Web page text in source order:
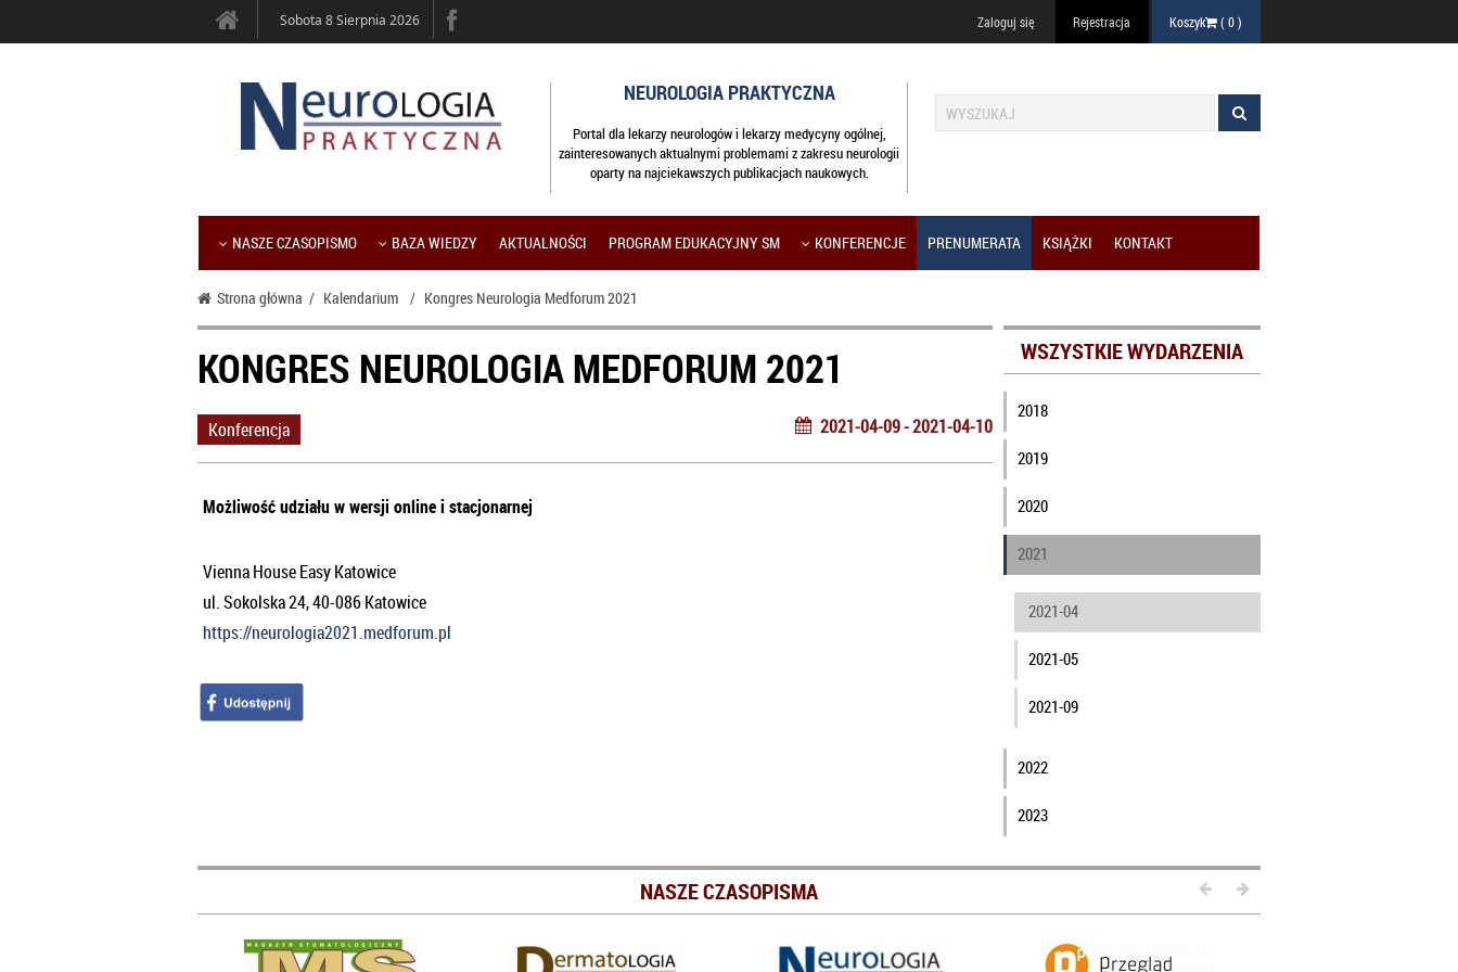
Sobota 8 Sierpnia 2026 Zaloguj się Rejestracja Koszyk (0)
NEUROLOGIA PRAKTYCZNA
Portal dla lekarzy neurologów i lekarzy medycyny ogólnej,
zainteresowanych aktualnymi problemami z zakresu neurologii
oparty na najciekawszych publikacjach naukowych.
NASZE CZASOPISMO BAZA WIEDZY AKTUALNOŚCI PROGRAM EDUKACYJNY SM KONFERENCJE PRENUMERATA KSIĄŻKI KONTAKT
Strona główna / Kalendarium / Kongres Neurologia Medforum 2021
KONGRES NEUROLOGIA MEDFORUM 2021
Konferencja 2021-04-09 - 2021-04-10
Możliwość udziału w wersji online i stacjonarnej
Vienna House Easy Katowice
ul. Sokolska 24, 40-086 Katowice
https://neurologia2021.medforum.pl
WSZYSTKIE WYDARZENIA
2018
2019
2020
2021
2021-04
2021-05
2021-09
2022
2023
NASZE CZASOPISMA